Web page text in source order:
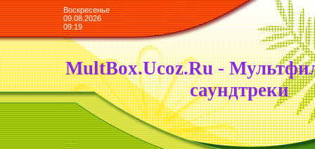
Воскресенье
09.08.2026
09:19
MultBox.Ucoz.Ru -
саундтреки